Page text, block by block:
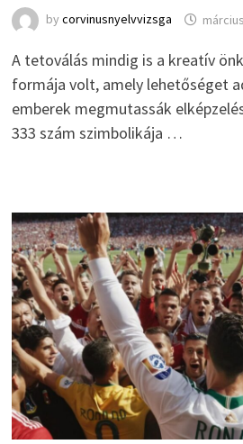
by corvinusnyelvvizsga
A tetoválás mindig is a kreatív
formája volt, amely lehetőséget
emberek megmutassák
333 szám szimbolikája …